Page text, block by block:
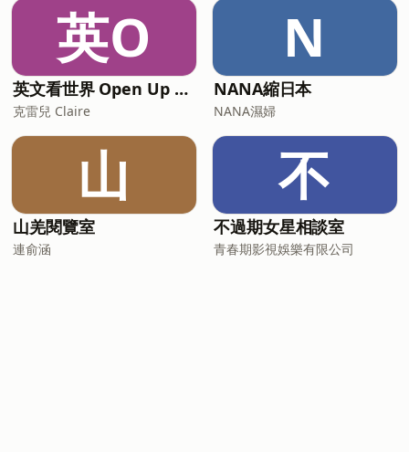
英O
英文看世界 Open Up English with Claire
克雷兒 Claire
N
NANA縮日本
NANA濕婦
山
山羌閱覽室
連俞涵
不
不過期女星相談室
青春期影視娛樂有限公司